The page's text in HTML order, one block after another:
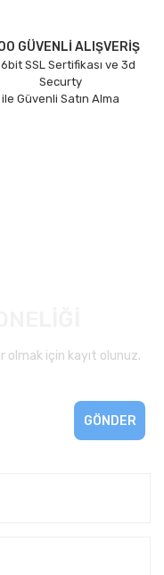
GÜVENLİ ALIŞVERİŞ
SSL Sertifikası ve 3d
Securty
ile Güvenli Satın Alma
olmak için kayıt olunuz.
GÖNDER